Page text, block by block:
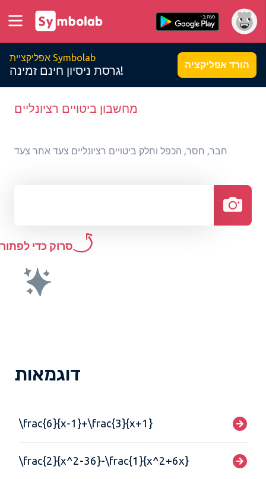
אפליקציית Symbolab
גרסת ניסיון חינם זמינה! הורד אפליקציה
מחשבון ביטויים רציונליים
חבר, חסר, הכפל וחלק ביטויים רציונליים צעד אחר צעד
סרוק כדי לפתור
דוגמאות
\frac{6}{x-1}+\frac{3}{x+1}
\frac{2}{x^2-36}-\frac{1}{x^2+6x}